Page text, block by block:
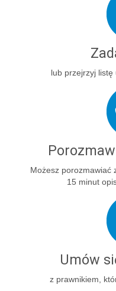
lub przejrzyj
Możesz porozmawiać
15 minut
Umów
z prawnikiem,